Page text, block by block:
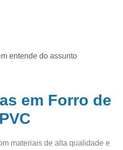
entende do assunto
em Forro de
PVC
materiais de alta qualidade e